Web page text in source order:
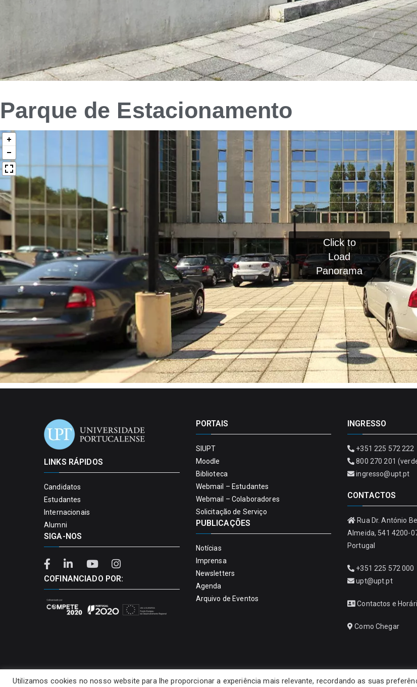
Parque de Estacionamento
LINKS RÁPIDOS
Candidatos
Estudantes
Internacionais
Alumni
SIGA-NOS
COFINANCIADO POR:
PORTAIS
SIUPT
Moodle
Biblioteca
Webmail – Estudantes
Webmail – Colaboradores
Solicitação de Serviço
PUBLICAÇÕES
Notícias
Imprensa
Newsletters
Agenda
Arquivo de Eventos
INGRESSO
+351 225 572 222
800 270 201
ingresso@upt.pt
CONTACTOS
Rua Dr. António
Almeida, 541 4200-
Portugal
+351 225 572 000
upt@upt.pt
Contactos e
Como Chegar
Utilizamos cookies no nosso website para lhe proporcionar a experiência mais relevante, recordando as suas